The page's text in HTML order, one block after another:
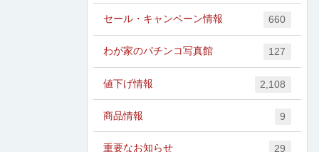
セール・キャンペーン情報 660
わが家のパチンコ写真館 127
値下げ情報 2,108
商品情報 9
重要なお知らせ 29